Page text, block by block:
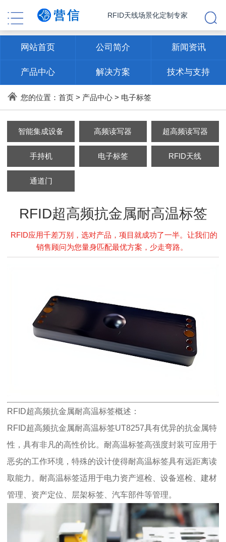
RFID天线场景化定制专家
网站首页 公司简介 新闻资讯
产品中心 解决方案 技术与支持
联系方式
您的位置： 首页> 产品中心> 电子标签
智能集成设备 高频读写器 超高频读写器
手持机 电子标签 RFID天线
通道门
RFID超高频抗金属耐高温标签
RFID应用千差万别，选对产品，项目就成功了一半。让我们的
销售顾问为您量身匹配最优方案，少走弯路。
RFID超高频抗金属耐高温标签概述：
RFID超高频抗金属耐高温标签UT8257具有优异的抗金属特
性，具有非凡的高性价比。 耐高温标签高强度封装可应用于
恶劣的工作环境，特殊的设计使得耐高温标签具有远距离读
取能力。 耐高温标签适用于电力资产巡检、设备巡检、建材
管理、资产定位、层架标签、汽车部件等管理。